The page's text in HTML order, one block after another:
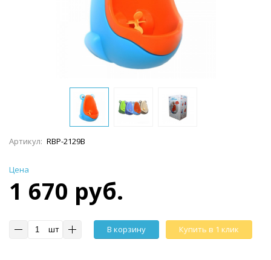
Артикул: RBP-2129B
Цена
1 670 руб.
шт В корзину Купить в 1 клик